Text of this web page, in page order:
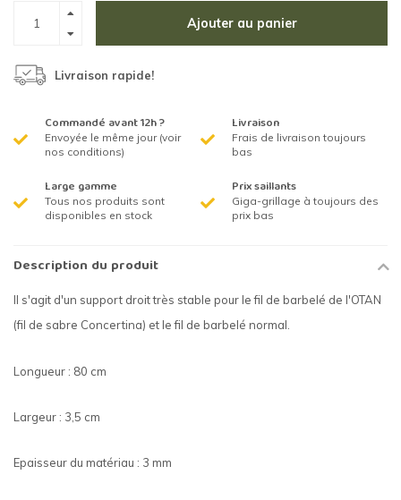
Ajouter au panier
Livraison rapide!
Commandé avant 12h ?
Envoyée le même jour (voir
nos conditions)
Livraison
Frais de livraison toujours
bas
Large gamme
Tous nos produits sont
disponibles en stock
Prix saillants
Giga-grillage à toujours des
prix bas
Description du produit
Il s'agit d'un support droit très stable pour le fil de barbelé de l'OTAN
(fil de sabre Concertina) et le fil de barbelé normal.
Longueur : 80 cm
Largeur : 3,5 cm
Epaisseur du matériau : 3 mm